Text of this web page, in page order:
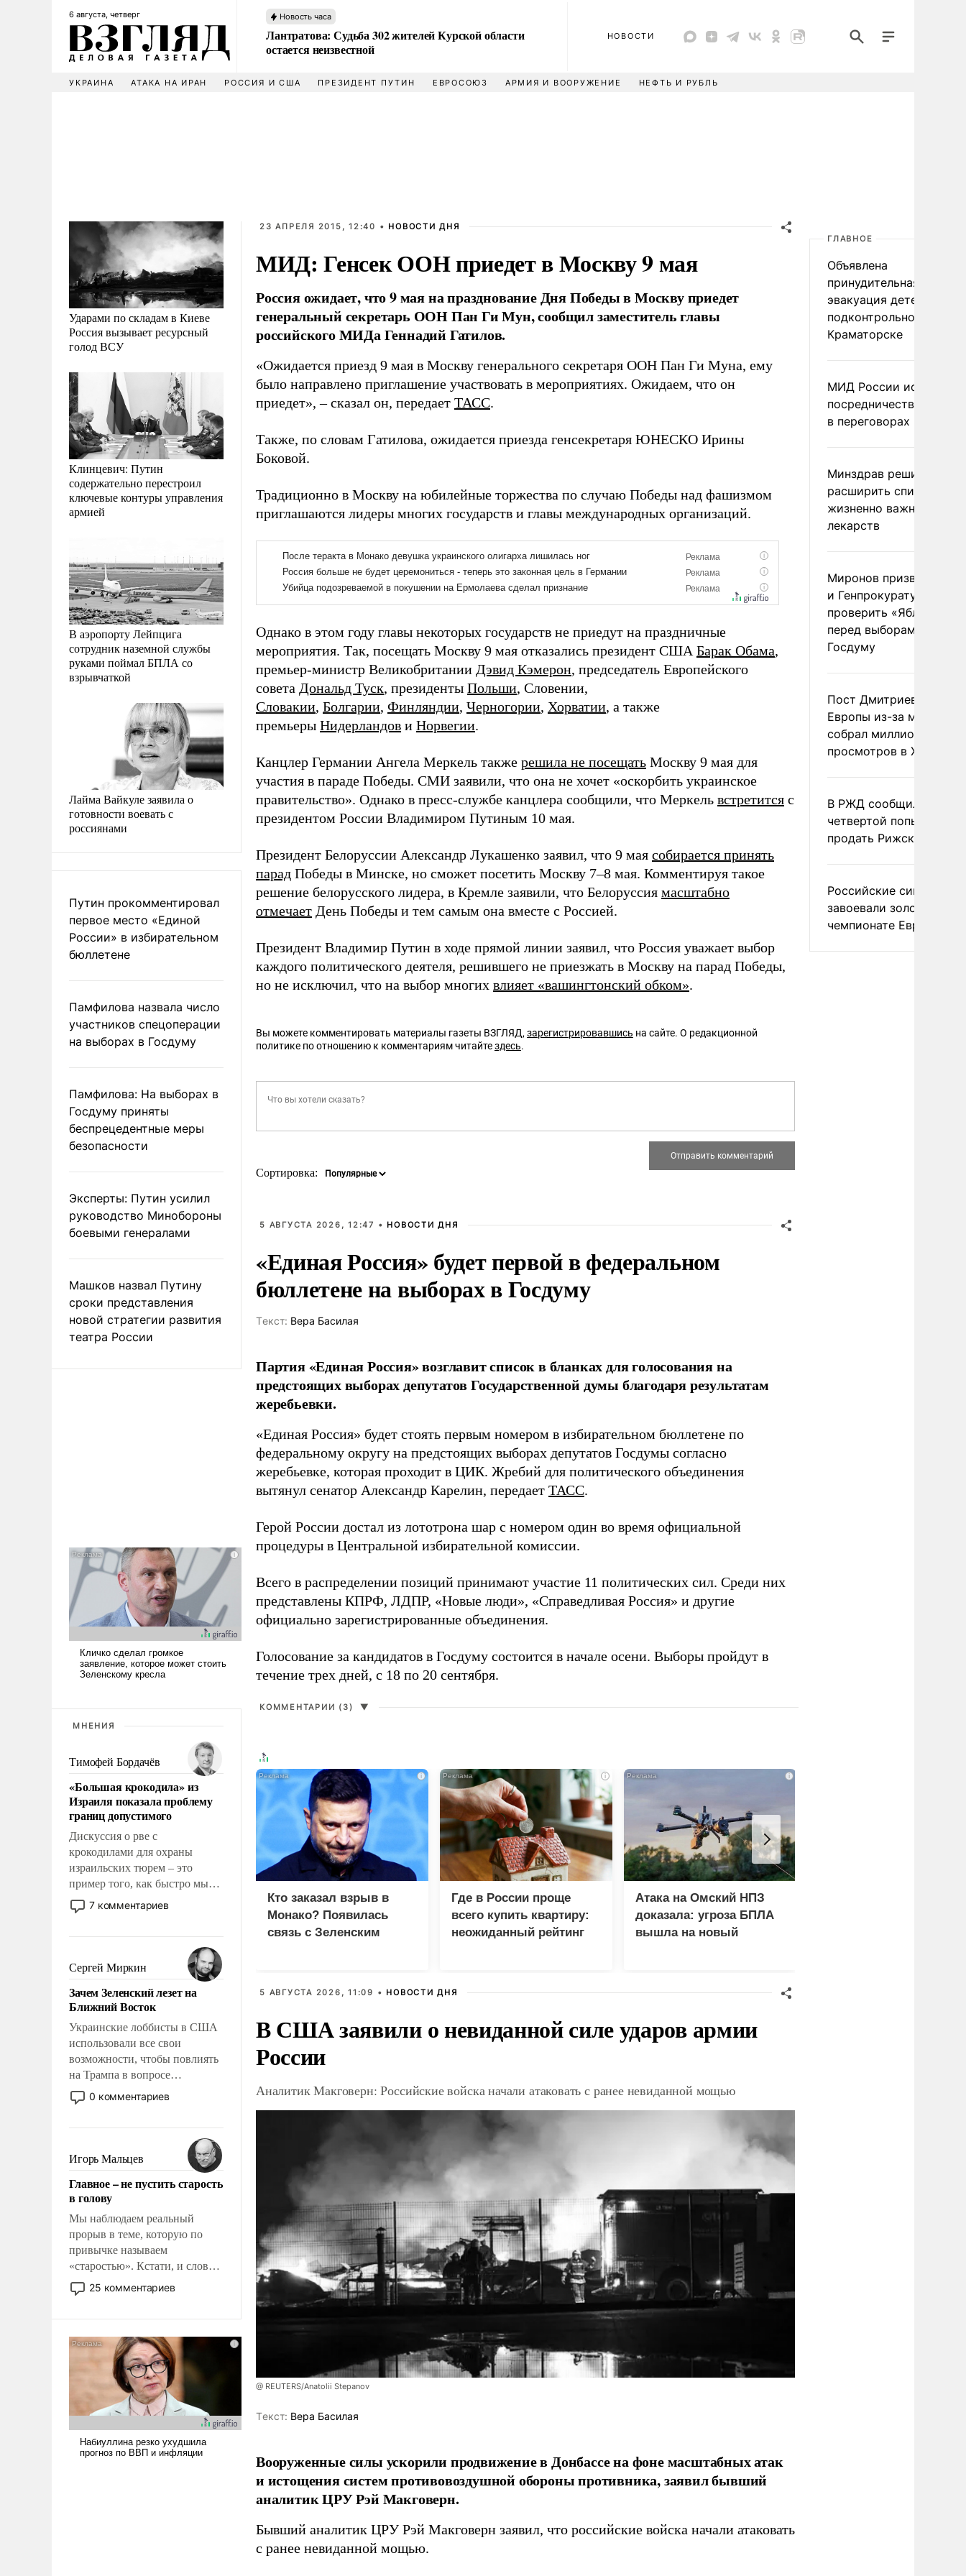
6 августа, четверг Новость часа
Лантратова: Судьба 302 жителей Курской области
остается неизвестной
НОВОСТИ
УКРАИНА АТАКА НА ИРАН РОССИЯ И США ПРЕЗИДЕНТ ПУТИН ЕВРОСОЮЗ АРМИЯ И ВООРУЖЕНИЕ НЕФТЬ И РУБЛЬ
Ударами по складам в Киеве
Россия вызывает ресурсный
голод ВСУ
Клинцевич: Путин
содержательно перестроил
ключевые контуры управления
армией
В аэропорту Лейпцига
сотрудник наземной службы
руками поймал БПЛА со
взрывчаткой
Лайма Вайкуле заявила о
готовности воевать с
россиянами
Путин прокомментировал
первое место «Единой
России» в избирательном
бюллетене
Памфилова назвала число
участников спецоперации
на выборах в Госдуму
Памфилова: На выборах в
Госдуму приняты
беспрецедентные меры
безопасности
Эксперты: Путин усилил
руководство Минобороны
боевыми генералами
Машков назвал Путину
сроки представления
новой стратегии развития
театра России
МНЕНИЯ
Тимофей Бордачёв
«Большая крокодила» из
Израиля показала проблему
границ допустимого
Дискуссия о рве с
крокодилами для охраны
израильских тюрем – это
пример того, как быстро мы
двигаемся по пути
революционных изменений.
псевдонаучной фантастики,
стало всерьез обсуждаемой
идеей.
7 комментариев
Сергей Миркин
Зачем Зеленский лезет на
Ближний Восток
Украинские лоббисты в США
использовали все свои
возможности, чтобы повлиять
на Трампа в вопросе
предоставления вооружений
своим нанимателям. Вероятно,
консультирует Киев, пришла в
голову мысль: хорошо бы
продемонстрировать, что
Украина вступила в
вооруженное противостояние
с Ираном.
0 комментариев
Игорь Мальцев
Главное – не пустить старость
в голову
Мы наблюдаем реальный
прорыв в теме, которую по
привычке называем
«старостью». Кстати, и слово-
то это уже стараются не
использовать – так же, как
что оно уже несет негативные
коннотации.
25 комментариев
23 АПРЕЛЯ 2015, 12:40 • НОВОСТИ ДНЯ
МИД: Генсек ООН приедет в Москву 9 мая
Россия ожидает, что 9 мая на празднование Дня Победы в Москву приедет
генеральный секретарь ООН Пан Ги Мун, сообщил заместитель главы
российского МИДа Геннадий Гатилов.
«Ожидается приезд 9 мая в Москву генерального секретаря ООН Пан Ги Муна, ему
было направлено приглашение участвовать в мероприятиях. Ожидаем, что он
приедет», – сказал он, передает ТАСС.
Также, по словам Гатилова, ожидается приезда генсекретаря ЮНЕСКО Ирины
Боковой.
Традиционно в Москву на юбилейные торжества по случаю Победы над фашизмом
приглашаются лидеры многих государств и главы международных организаций.
Однако в этом году главы некоторых государств не приедут на праздничные
мероприятия. Так, посещать Москву 9 мая отказались президент США Барак Обама,
премьер-министр Великобритании Дэвид Кэмерон, председатель Европейского
совета Дональд Туск, президенты Польши, Словении,
Словакии, Болгарии, Финляндии, Черногории, Хорватии, а также
премьеры Нидерландов и Норвегии.
Канцлер Германии Ангела Меркель также решила не посещать Москву 9 мая для
участия в параде Победы. СМИ заявили, что она не хочет «оскорбить украинское
правительство». Однако в пресс-службе канцлера сообщили, что Меркель встретится с
президентом России Владимиром Путиным 10 мая.
Президент Белоруссии Александр Лукашенко заявил, что 9 мая собирается принять
парад Победы в Минске, но сможет посетить Москву 7–8 мая. Комментируя такое
решение белорусского лидера, в Кремле заявили, что Белоруссия масштабно
отмечает День Победы и тем самым она вместе с Россией.
Президент Владимир Путин в ходе прямой линии заявил, что Россия уважает выбор
каждого политического деятеля, решившего не приезжать в Москву на парад Победы,
но не исключил, что на выбор многих влияет «вашингтонский обком».
Вы можете комментировать материалы газеты ВЗГЛЯД, зарегистрировавшись на сайте. О редакционной
политике по отношению к комментариям читайтездесь.
Сортировка:
5 АВГУСТА 2026, 12:47 • НОВОСТИ ДНЯ
«Единая Россия» будет первой в федеральном
бюллетене на выборах в Госдуму
Tекст: Вера Басилая
Партия «Единая Россия» возглавит список в бланках для голосования на
предстоящих выборах депутатов Государственной думы благодаря результатам
жеребьевки.
«Единая Россия» будет стоять первым номером в избирательном бюллетене по
федеральному округу на предстоящих выборах депутатов Госдумы согласно
жеребьевке, которая проходит в ЦИК. Жребий для политического объединения
вытянул сенатор Александр Карелин, передает ТАСС.
Герой России достал из лототрона шар с номером один во время официальной
процедуры в Центральной избирательной комиссии.
Всего в распределении позиций принимают участие 11 политических сил. Среди них
представлены КПРФ, ЛДПР, «Новые люди», «Справедливая Россия» и другие
официально зарегистрированные объединения.
Голосование за кандидатов в Госдуму состоится в начале осени. Выборы пройдут в
течение трех дней, с 18 по 20 сентября.
КОММЕНТАРИИ (3) ▼
i
Кто заказал взрыв в
Монако? Появилась
связь с Зеленским
i
Где в России проще
всего купить квартиру:
неожиданный рейтинг
i
Атака на Омский НПЗ
доказала: угроза БПЛА
вышла на новый
5 АВГУСТА 2026, 11:09 • НОВОСТИ ДНЯ
В США заявили о невиданной силе ударов армии
России
Аналитик Макговерн: Российские войска начали атаковать с ранее невиданной мощью
@ REUTERS/Anatolii Stepanov
Tекст: Вера Басилая
Вооруженные силы ускорили продвижение в Донбассе на фоне масштабных атак
и истощения систем противовоздушной обороны противника, заявил бывший
аналитик ЦРУ Рэй Макговерн.
Бывший аналитик ЦРУ Рэй Макговерн заявил, что российские войска начали атаковать
с ранее невиданной мощью.
ГЛАВНОЕ
Объявлена
принудительная
эвакуация детей в
подконтрольном Киеву
Краматорске
МИД России исключил
посредничество
в переговорах по
Минздрав решил
расширить список
жизненно важных
лекарств
Миронов призвал
и Генпрокуратуру
проверить «Яблоко»
перед выборами в
Госдуму
Пост Дмитриева о
Европы из-за
собрал миллион
просмотров в X
В РЖД сообщили о
четвертой попытке
продать Рижский
Российские
завоевали золото на
чемпионате Европы